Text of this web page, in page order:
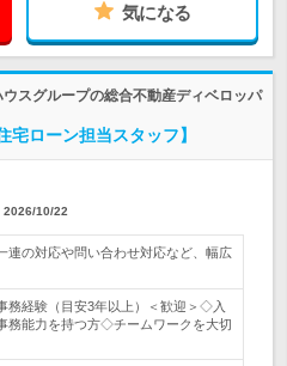
気になる
スグループの総合不動産ディベロッパ
宅ローン担当スタッフ】
2026/10/22
連の対応や問い合わせ対応など、幅広
務経験（目安3年以上）＜歓迎＞◇入
務能力を持つ方◇チームワークを大切